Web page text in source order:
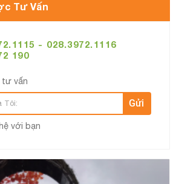
Tư Vấn
- 028.3972.1116
190
tư vấn
Gửi
với bạn